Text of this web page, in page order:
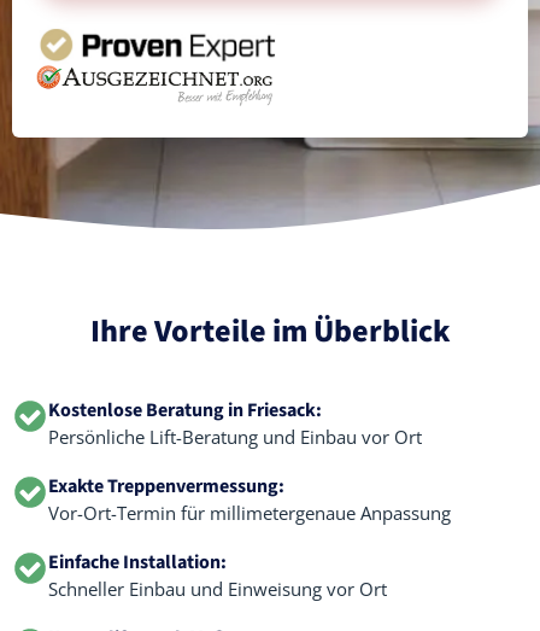
Ihre Vorteile im Überblick
Kostenlose Beratung in Friesack:
Persönliche Lift-Beratung und Einbau vor Ort
Exakte Treppenvermessung:
Vor-Ort-Termin für millimetergenaue Anpassung
Einfache Installation:
Schneller Einbau und Einweisung vor Ort